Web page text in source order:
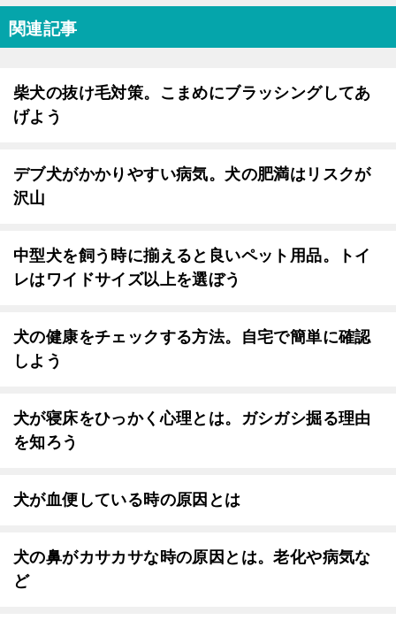
関連記事
柴犬の抜け毛対策。こまめにブラッシングしてあ
げよう
デブ犬がかかりやすい病気。犬の肥満はリスクが
沢山
中型犬を飼う時に揃えると良いペット用品。トイ
レはワイドサイズ以上を選ぼう
犬の健康をチェックする方法。自宅で簡単に確認
しよう
犬が寝床をひっかく心理とは。ガシガシ掘る理由
を知ろう
犬が血便している時の原因とは
犬の鼻がカサカサな時の原因とは。老化や病気な
ど